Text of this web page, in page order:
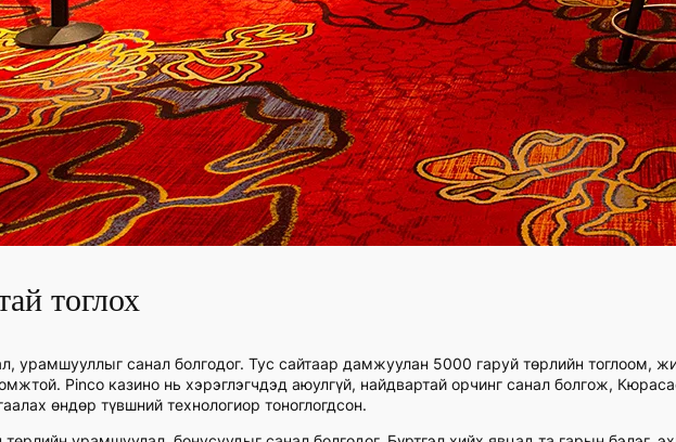
тоглох
урамшууллыг санал болгодог. Тус сайтаар дамжуулан 5000 гаруй төрлийн тоглоом,
Pinco казино нь хэрэглэгчдэд аюулгүй, найдвартай орчинг санал болгож,
өндөр түвшний технологиор тоноглогдсон.